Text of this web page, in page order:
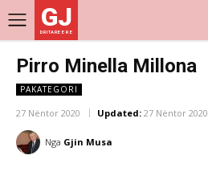
GJ
DRITARE E RE
Pirro Minella Millona
PAKATEGORI
27 Nëntor 2020 Updated: 27 Nëntor 2020
Nga Gjin Musa